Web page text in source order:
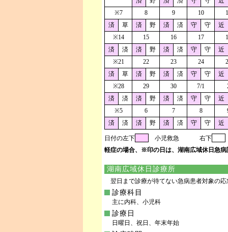
※7
8 9 10
済
草 済 野 済 済 守 守
近
※14
15 16 17
済
済 済 野 済 済 守 守
近
※21
22 23 24
済
草 済 野 済 済 守 守
近
※28
29 30 7/1
済
済 済 野 済 済 守 守
近
※5
6 7 8
済
済 済 野 済 済 守 守 近
日付の左下 小児救急 右下
軽症の場合、※印の日は、湖南広域休日急
湖南広域休日診療所
翌日まで診療が待てない急病患者対象の応
診療科目
主に内科、小児科
診療日
日曜日、祝日、年末年始